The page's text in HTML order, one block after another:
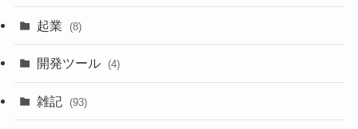
起業 (8)
開発ツール (4)
雑記 (93)